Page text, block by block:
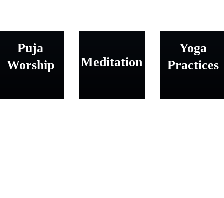
Puja
Worship
Meditation
Yoga
Practices